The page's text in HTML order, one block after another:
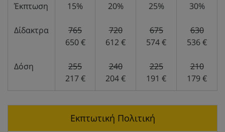
Έκπτωση 15% 20% 25% 30%
Δίδακτρα
765
650 €
720
612 €
675
574 €
630
536 €
Δόση
255
217 €
240
204 €
225
191 €
210
179 €
Εκπτωτική Πολιτική